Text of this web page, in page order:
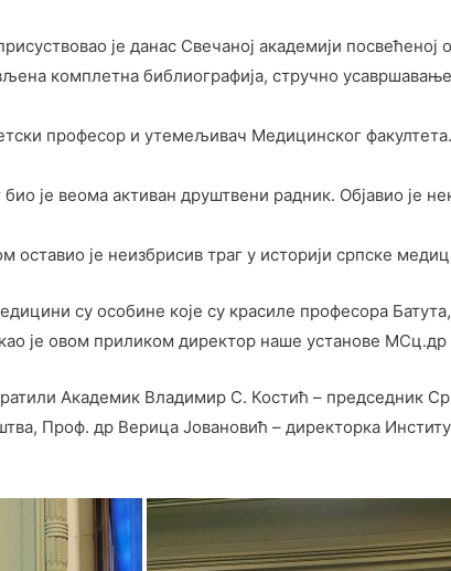
је данас Свечаној академији
комплетна библиографија, стручно
професор и утемељивач Медицинског
је веома активан друштвени радник. Објавио је
је неизбрисив траг у историји српске
су особине које су красиле професора
је овом приликом директор наше установе МСц.др
Академик Владимир С. Костић – председник
Проф. др Верица Јовановић – директорка